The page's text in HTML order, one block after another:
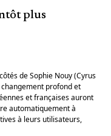
plus
de Sophie Nouy (Cyrus
profond et
et françaises auront
automatiquement à
à leurs utilisateurs,